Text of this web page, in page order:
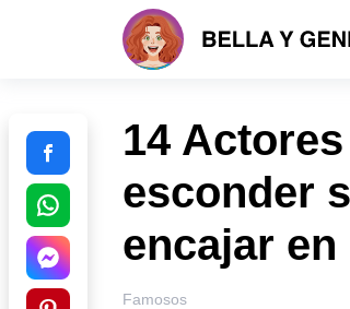
14
esconder
encajar en
Famosos